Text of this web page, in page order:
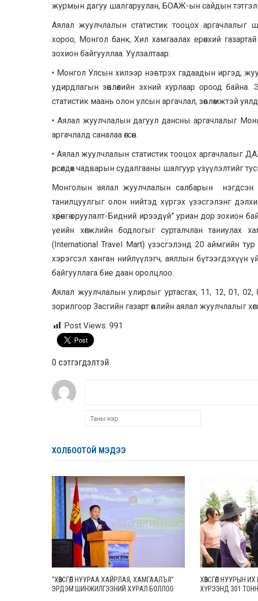
журмын дагуу шалгаруулан, БОАЖ-ын сайдын
Аялал жуулчлалын статистик тооцох аргачлалыг
хороо, Монгол банк, Хил хамгаалах ерөнхий
зохион байгууллаа. Уулзалтаар:
• Монгол Улсын хилээр нэвтрэх гадаадын иргэд,
удирдлагын зөвлөлийн эхний хурлаар ороод
статистик маань олон улсын аргачлал, зөвлөмжтэй
• Аялал жуулчлалын дагуул дансны аргачлалыг
аргачлалд саналаа өгсөн.
• Аялал жуулчлалын статистик тооцох аргачлалыг
өрсөлдөх чадварын судалгааны шалгуур үзүүлэлтийг
Монголын аялал жуулчлалын салбарын нэгдсэн
танилцуулгыг олон нийтэд хүргэх үзэсгэлэнг
хөрөнгө оруулалт-Бидний ирээдүй” уриан дор
үеийн хөгжлийн бодлогыг сурталчлан таниулах
(International Travel Mart) үзэсгэлэнд 20 аймгийн
хэрэгсэл ханган нийлүүлэгч, аяллын бүтээгдэхүүн
байгууллага бие даан оролцлоо.
Аялал жуулчлалын улирлыг уртасгах, 11, 12, 01,
зорилгоор Засгийн газарт өвлийн аялал жуулчлалыг
Post Views: 991
0 cэтгэгдэлтэй
ХОЛБООТОЙ МЭДЭЭ
“ХӨВСГӨЛ НУУРАА ХАЙРЛАЯ, ХАМГААЛЪЯ”
ЭРДЭМ ШИНЖИЛГЭЭНИЙ ХУРАЛ БОЛЛОО
ХӨВСГӨЛ НУУРЫН
ХҮРЭЭНД 301